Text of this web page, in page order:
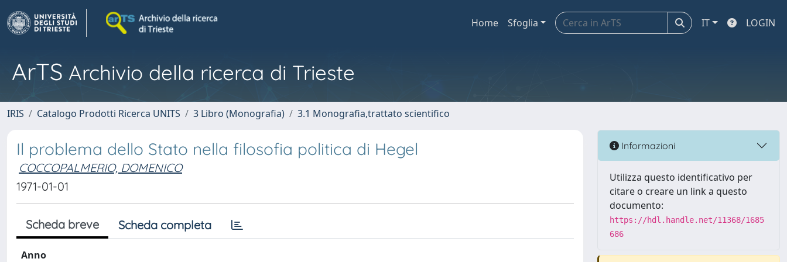
Home Sfoglia IT LOGIN
ArTS Archivio della ricerca di Trieste
IRIS Catalogo Prodotti Ricerca UNITS 3 Libro (Monografia) 3.1 Monografia,trattato scientifico
Il problema dello Stato nella filosofia politica di Hegel
COCCOPALMERIO, DOMENICO
1971-01-01
Scheda breve Scheda completa
Anno
Informazioni
Utilizza questo identificativo per
citare o creare un link a questo
documento:
https://hdl.handle.net/11368/1685
686